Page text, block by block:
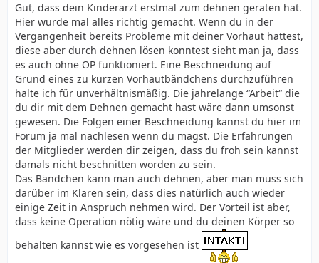
Gut, dass dein Kinderarzt erstmal zum dehnen geraten hat.
Hier wurde mal alles richtig gemacht. Wenn du in der
Vergangenheit bereits Probleme mit deiner Vorhaut hattest,
diese aber durch dehnen lösen konntest sieht man ja, dass
es auch ohne OP funktioniert. Eine Beschneidung auf
Grund eines zu kurzen Vorhautbändchens durchzuführen
halte ich für unverhältnismäßig. Die jahrelange “Arbeit“ die
du dir mit dem Dehnen gemacht hast wäre dann umsonst
gewesen. Die Folgen einer Beschneidung kannst du hier im
Forum ja mal nachlesen wenn du magst. Die Erfahrungen
der Mitglieder werden dir zeigen, dass du froh sein kannst
damals nicht beschnitten worden zu sein.
Das Bändchen kann man auch dehnen, aber man muss sich
darüber im Klaren sein, dass dies natürlich auch wieder
einige Zeit in Anspruch nehmen wird. Der Vorteil ist aber,
dass keine Operation nötig wäre und du deinen Körper so
behalten kannst wie es vorgesehen ist